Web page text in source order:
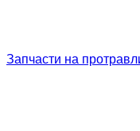
Запчасти на